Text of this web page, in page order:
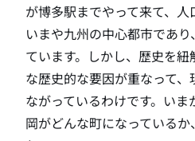
が博多駅までやって来て、人
いまや九州の中心都市であ
ています。しかし、歴史を
な歴史的な要因が重なって
ながっているわけです。い
岡がどんな町になっている